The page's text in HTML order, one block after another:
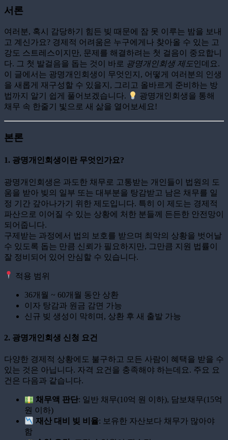
서론
여러분, 혹시 감당하기 힘든 빚 때문에 잠 못 이루는 밤을 보내
고 계신가요? 경제적 어려움은 누구에게나 찾아올 수 있는 고
강도 스트레스이지만, 문제를 해결하려는 첫 걸음이 중요합니
다. 그 첫 발걸음을 돕는 것이 바로 광명개인회생 제도인데요.
이 글에서는 광명개인회생이 무엇인지, 어떻게 여러분의 인생
을 새롭게 재구성할 수 있을지, 그리고 올바르게 준비하는 방
법까지 알기 쉽게 풀어보겠습니다.
광명개인회생을 통해
채무 속 한줄기 빛으로 새 삶을 열어보세요!
본론
1. 광명개인회생이란 무엇인가요?
광명개인회생은 과도한 채무로 고통받는 개인들이 법원의 도
움을 받아 빚의 일부 또는 대부분을 탕감받고 남은 채무를 일
정 기간 갚아나가기 위한 제도입니다. 특히 이 제도는 경제적
파산으로 이어질 수 있는 상황에 처한 분들께 든든한 안전망이
되어줍니다.
구제받는 과정에서 법의 보호를 받으며 최악의 상황을 벗어날
수 있도록 돕는 만큼 신뢰가 필요하지만, 그만큼 지원 법률이
잘 정비되어 있어 안심할 수 있습니다.
적용 범위
36개월 ~ 60개월 동안 상환
이자 탕감과 원금 감면 가능
신규 빚 생성이 막히며, 상환 후 새 출발 가능
2. 광명개인회생 신청 요건
다양한 경제적 상황에도 불구하고 모든 사람이 혜택을 받을 수
있는 것은 아닙니다. 자격 요건을 충족해야 하는데요. 주요 요
건은 다음과 같습니다.
채무액 판단: 일반 채무(10억 원 이하), 담보채무(15억
원 이하)
재산 대비 빚 비율: 보유한 자산보다 채무가 많아야
함